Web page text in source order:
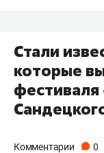
Стали
которые
фестиваля
Комментарии 0